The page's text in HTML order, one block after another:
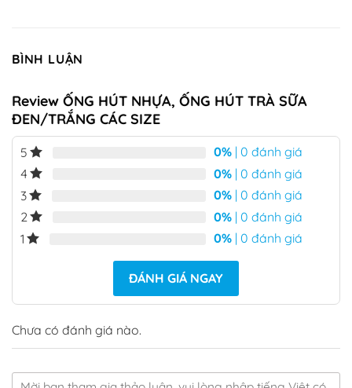
BÌNH LUẬN
Review ỐNG HÚT NHỰA, ỐNG HÚT TRÀ SỮA
ĐEN/TRẮNG CÁC SIZE
5 0% | 0 đánh giá
4
0% | 0 đánh giá
3
0% | 0 đánh giá
2
0% | 0 đánh giá
1
0% | 0 đánh giá
ĐÁNH GIÁ NGAY
Chưa có đánh giá nào.